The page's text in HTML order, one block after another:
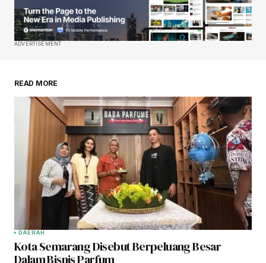
ADVERTISEMENT
READ MORE
DAERAH
Kota Semarang Disebut Berpeluang Besar
Dalam Bisnis Parfum